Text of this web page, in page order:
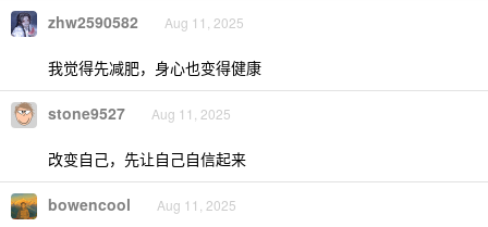
zhw2590582 Aug 11, 2025
我觉得先减肥，身心也变得健康
stone9527 Aug 11, 2025
改变自己，先让自己自信起来
bowencool Aug 11, 2025